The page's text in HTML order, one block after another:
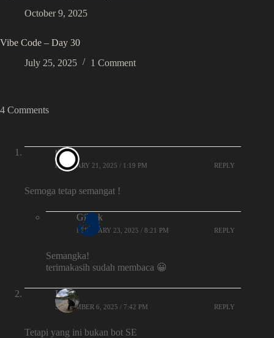
October 9, 2025
Vibe Code – Day 30
July 25, 2025
1 Comment
4 Comments
tikno
FEBRUARY 21, 2025 / 1:19 PM REPLY
Semoga tetap semangat !
Gilank
FEBRUARY 23, 2025 / 8:21 PM REPLY
Semangka!
terimakasih sudah membaca 😀
Iqbal
SEPTEMBER 6, 2025 / 7:42 PM REPLY
Tetapi yang ini bukan bot SE